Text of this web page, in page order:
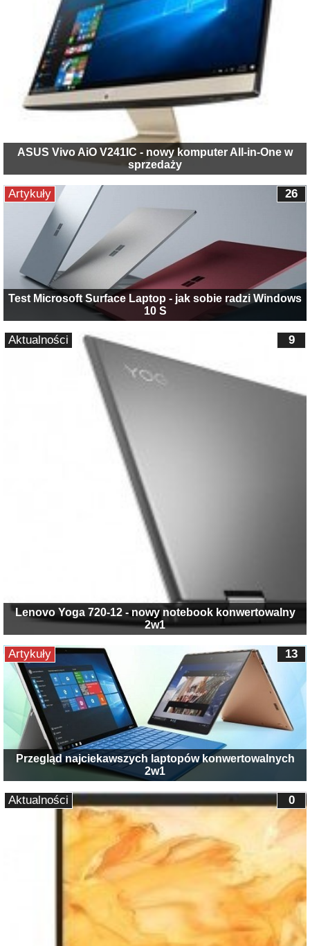
ASUS Vivo AiO V241IC - nowy komputer All-in-One w
sprzedaży
Test Microsoft Surface Laptop - jak sobie radzi Windows
10 S
26
Artykuły
Lenovo Yoga 720-12 - nowy notebook konwertowalny
2w1
9
Aktualności
Przegląd najciekawszych laptopów konwertowalnych
2w1
13
Artykuły
0
Aktualności